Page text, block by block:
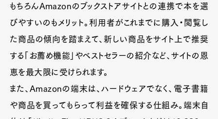
もちろんAmazonのブックストアサイトとの連携で本を選
びやすいのもメリット。利用者がこれまでに購入・閲覧し
た商品の傾向を踏まえて、新しい商品をサイト上で推奨
する「お薦め機能」やベストセラーの紹介など、サイトの恩
恵を最大限に受けられます。
また、Amazonの端末は、ハードウェアでなく、電子書籍
や商品を買ってもらって利益を確保する仕組み。端末自